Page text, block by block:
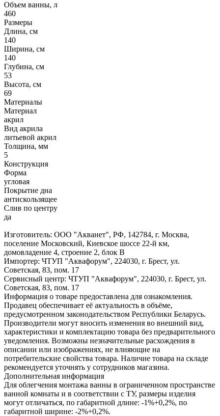
Объем ванны, л
460
Размеры
Длина, см
140
Ширина, см
140
Глубина, см
53
Высота, см
69
Материалы
Материал
акрил
Вид акрила
литьевой акрил
Толщина, мм
5
Конструкция
Форма
угловая
Покрытие дна
антискользящее
Слив по центру
да
Изготовитель: ООО "Акванет", РФ, 142784, г. Москва,
поселение Московский, Киевское шоссе 22-й км,
домовладение 4, строение 2, блок В
Импортер: ЧТУП "Аквафорум", 224030, г. Брест, ул.
Советская, 83, пом. 17
Сервисный центр: ЧТУП "Аквафорум", 224030, г. Брест, ул.
Советская, 83, пом. 17
Информация о товаре предоставлена для ознакомления.
Продавец обеспечивает её актуальность в объёме,
предусмотренном законодательством Республики Беларусь.
Производители могут вносить изменения во внешний вид,
характеристики и комплектацию товара без предварительного
уведомления. Возможны незначительные расхождения в
описании или изображениях, не влияющие на
потребительские свойства товара. Наличие товара на складе
рекомендуется уточнять у сотрудников магазина.
Дополнительная информация
Для облегчения монтажа ванны в ограниченном пространстве
ванной комнаты и в соответствии с ТУ, размеры изделия
могут отличаться, по габаритной длине: -1%+0,2%, по
габаритной ширине: -2%+0,2%.